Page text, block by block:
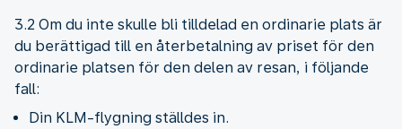
3.2 Om du inte skulle bli tilldelad en ordinarie plats är
du berättigad till en återbetalning av priset för den
ordinarie platsen för den delen av resan, i följande
fall:
Din KLM-flygning ställdes in.